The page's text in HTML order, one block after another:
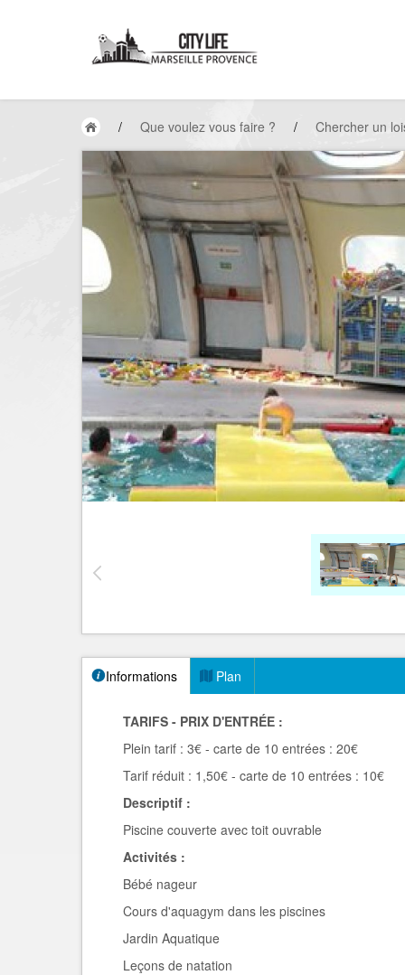
/ Que voulez vous faire ? / Chercher un
Informations Plan
TARIFS - PRIX D'ENTRÉE :
Plein tarif : 3€ - carte de 10 entrées : 20€
Tarif réduit : 1,50€ - carte de 10 entrées : 10€
Descriptif :
Piscine couverte avec toit ouvrable
Activités :
Bébé nageur
Cours d'aquagym dans les piscines
Jardin Aquatique
Leçons de natation